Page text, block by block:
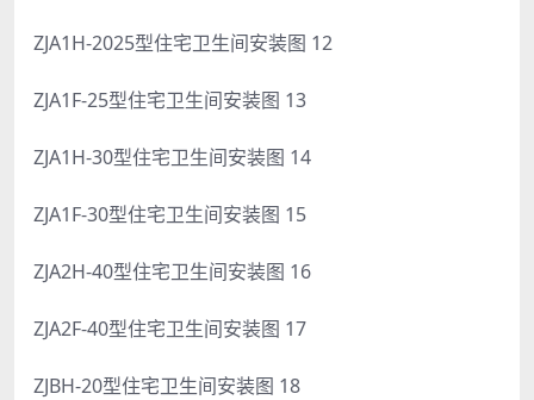
ZJA1H-2025型住宅卫生间安装图 12
ZJA1F-25型住宅卫生间安装图 13
ZJA1H-30型住宅卫生间安装图 14
ZJA1F-30型住宅卫生间安装图 15
ZJA2H-40型住宅卫生间安装图 16
ZJA2F-40型住宅卫生间安装图 17
ZJBH-20型住宅卫生间安装图 18